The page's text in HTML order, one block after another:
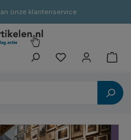
onze klantenservice